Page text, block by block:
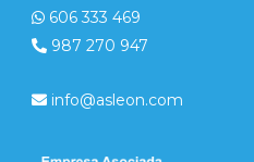
606 333 469
987 270 947
info@asleon.com